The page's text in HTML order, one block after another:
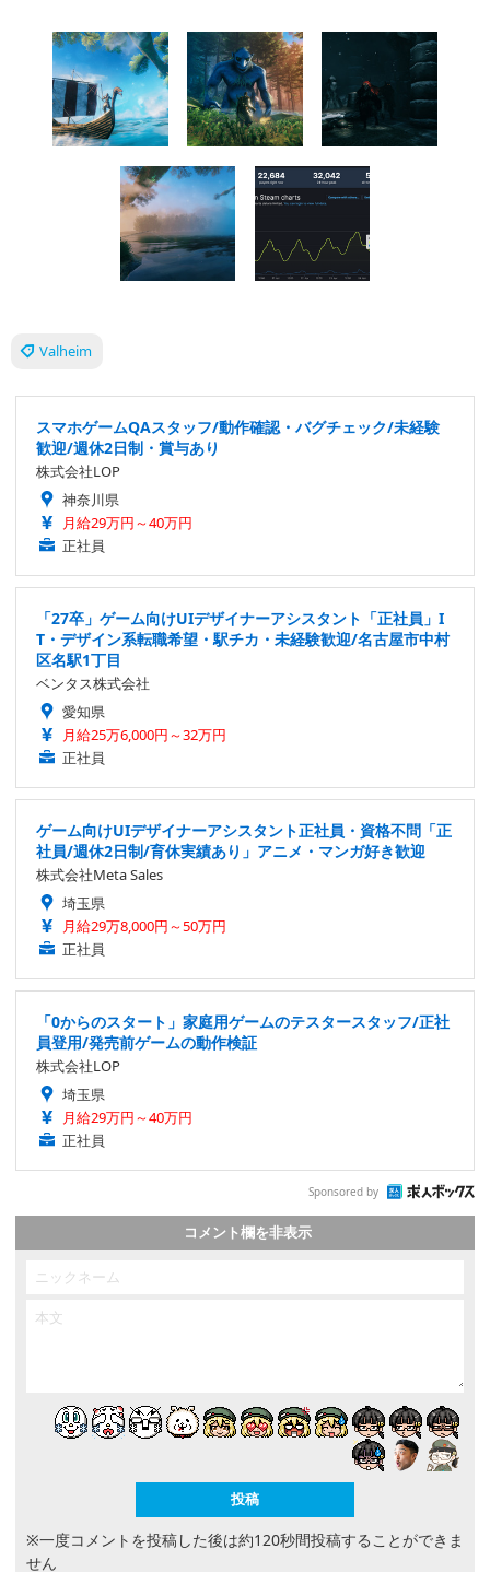
Valheim
スマホゲームQAスタッフ/動作確認・バグチェック/未経験
歓迎/週休2日制・賞与あり
株式会社LOP
神奈川県
月給29万円～40万円
正社員
「27卒」ゲーム向けUIデザイナーアシスタント「正社員」I
T・デザイン系転職希望・駅チカ・未経験歓迎/名古屋市中村
区名駅1丁目
ベンタス株式会社
愛知県
月給25万6,000円～32万円
正社員
ゲーム向けUIデザイナーアシスタント正社員・資格不問「正
社員/週休2日制/育休実績あり」アニメ・マンガ好き歓迎
株式会社Meta Sales
埼玉県
月給29万8,000円～50万円
正社員
「0からのスタート」家庭用ゲームのテスタースタッフ/正社
員登用/発売前ゲームの動作検証
株式会社LOP
埼玉県
月給29万円～40万円
正社員
Sponsored by
コメント欄を非表示
※一度コメントを投稿した後は約120秒間投稿することができま
せん